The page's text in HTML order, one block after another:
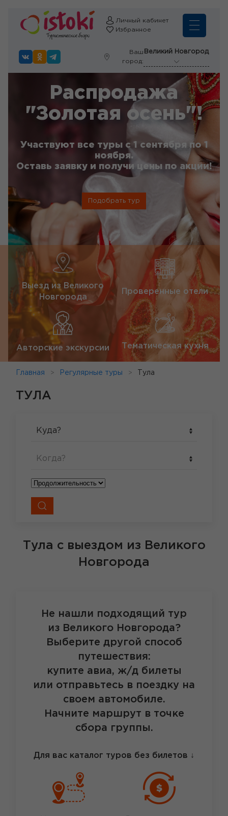
Личный кабинет
Избранное
Ваш
город:
Великий Новгород
Распродажа
"Золотая осень"!
Участвуют все туры с 1 сентября по 1
ноября.
Оставь заявку и получи цены по акции!
Подобрать тур
Выезд из Великого
Новгорода
Проверенные отели
Авторские экскурсии Тематическая кухня
Главная Регулярные туры Тула
ТУЛА
Куда?
Когда?
Тула с выездом из Великого
Новгорода
Не нашли подходящий тур
из Великого Новгорода?
Выберите другой способ
путешествия:
купите авиа, ж/д билеты
или отправьтесь в поездку на
своем автомобиле.
Начните маршрут в точке
сбора группы.
Для вас каталог туров без билетов ↓